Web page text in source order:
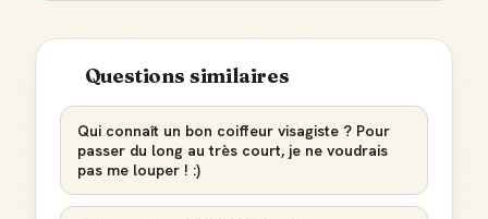
Questions similaires
Qui connaît un bon coiffeur visagiste ? Pour
passer du long au très court, je ne voudrais
pas me louper ! :)